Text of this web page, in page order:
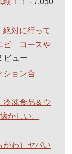
絶対に行って
ビ コースや
ビュー
ション合
凍食品＆ウ
かしい。
がわ）ヤバい